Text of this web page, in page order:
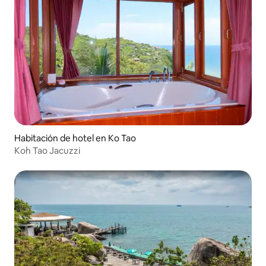
Habitación de hotel en Ko Tao
Koh Tao Jacuzzi